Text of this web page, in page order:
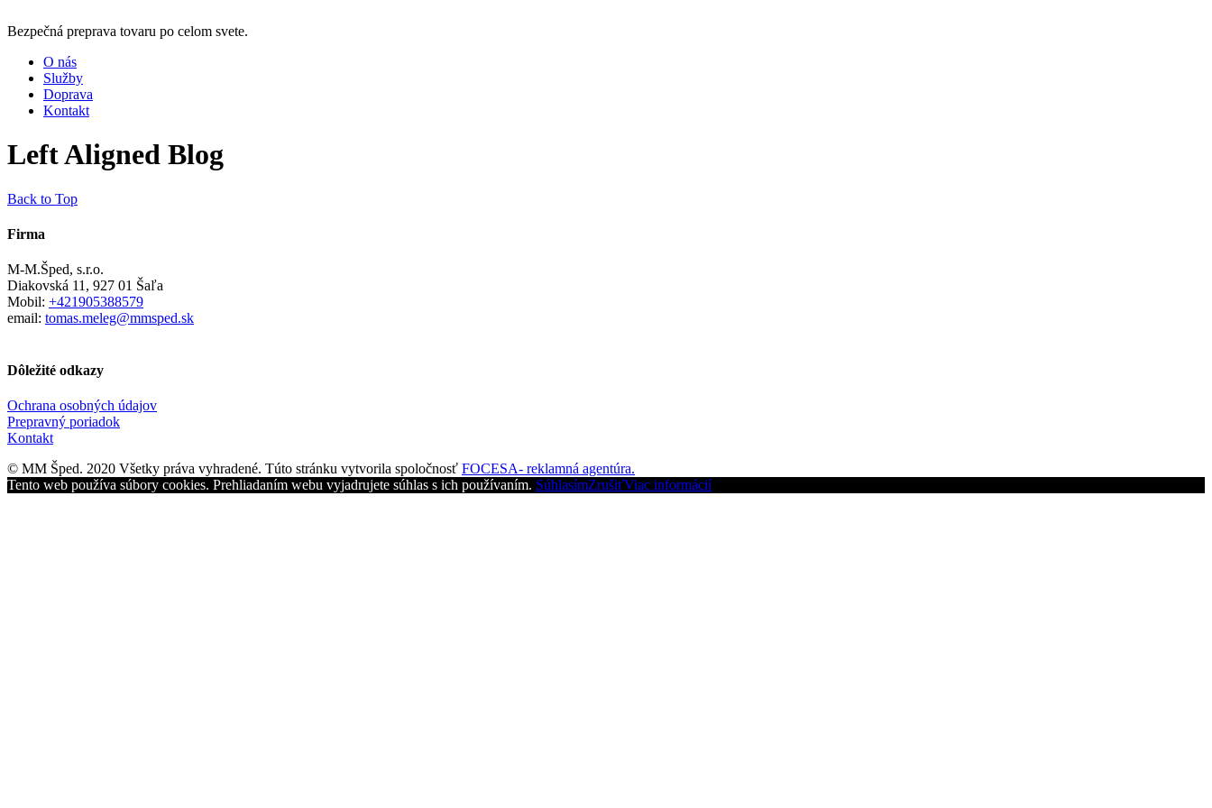
Bezpečná preprava tovaru po celom svete.
O nás
Služby
Doprava
Kontakt
Left Aligned Blog
Back to Top
Firma
M-M.Šped, s.r.o.
Diakovská 11, 927 01 Šaľa
Mobil: +421905388579
email: tomas.meleg@mmsped.sk
Dôležité odkazy
Ochrana osobných údajov
Prepravný poriadok
Kontakt
© MM Šped. 2020 Všetky práva vyhradené. Túto stránku vytvorila spoločnosť FOCESA- reklamná agentúra.
Tento web používa súbory cookies. Prehliadaním webu vyjadrujete súhlas s ich používaním. SúhlasímZrušiťViac informácií